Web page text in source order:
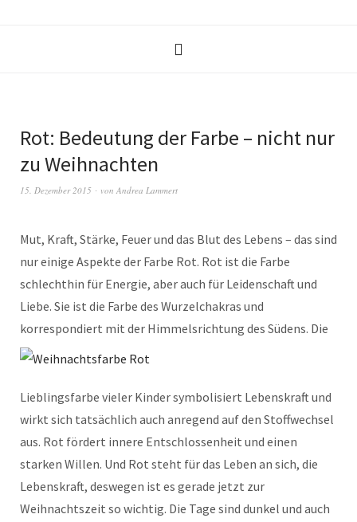
Rot: Bedeutung der Farbe – nicht nur
zu Weihnachten
15. Dezember 2015 von Andrea Lammert
Mut, Kraft, Stärke, Feuer und das Blut des Lebens – das sind
nur einige Aspekte der Farbe Rot. Rot ist die Farbe
schlechthin für Energie, aber auch für Leidenschaft und
Liebe. Sie ist die Farbe des Wurzelchakras und
korrespondiert mit der Himmelsrichtung des Südens. Die
Lieblingsfarbe vieler Kinder symbolisiert Lebenskraft und
wirkt sich tatsächlich auch anregend auf den Stoffwechsel
aus. Rot fördert innere Entschlossenheit und einen
starken Willen. Und Rot steht für das Leben an sich, die
Lebenskraft, deswegen ist es gerade jetzt zur
Weihnachtszeit so wichtig. Die Tage sind dunkel und auch